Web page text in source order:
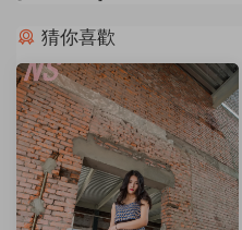
猜你喜歡